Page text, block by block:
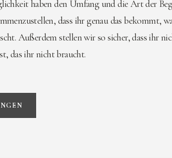
haben den Umfang und die Art der
dass ihr genau das bekommt,
Außerdem stellen wir so sicher, dass ihr
das ihr nicht braucht.